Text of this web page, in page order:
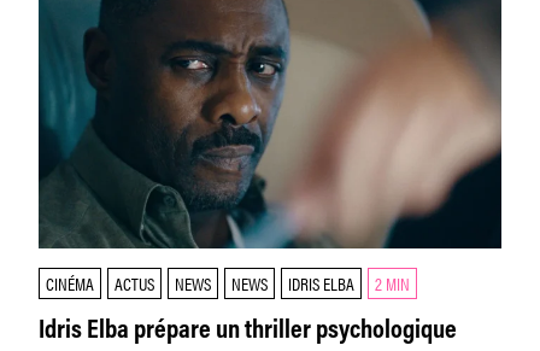
CINÉMA ACTUS NEWS NEWS IDRIS ELBA 2 MIN
Idris Elba prépare un thriller psychologique